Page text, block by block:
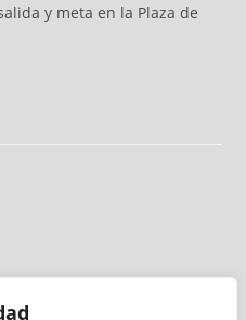
y meta en la Plaza de